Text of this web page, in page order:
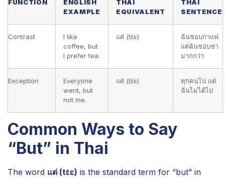
FUNCTION
ENGLISH
EXAMPLE
THAI
EQUIVALENT
THAI
SENTENCE
Contrast
I like
coffee, but
I prefer tea.
แต่ (tɛ̀ɛ)
ฉันชอบกาแฟ
แต่ฉันชอบชา
มากกว่า
Exception
Everyone
went, but
not me.
แต่ (tɛ̀ɛ)
ทุกคนไป แต่
ฉันไม่ได้ไป
Common Ways to Say
“But” in Thai
The word แต่ (tɛ̀ɛ) is the standard term for “but” in